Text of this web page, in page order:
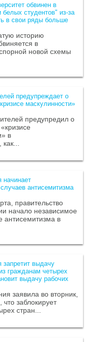
обвинен в
белых студентов" из-за
в свои ряды больше
историю
в
новой схемы
предупреждает о
маскулинности»
предупредил о
в
начинает
антисемитизма
правительство
начало независимое
антисемитизма в
запретит выдачу
гражданам четырех
выдачу рабочих
заявила во вторник,
заблокирует
стран...